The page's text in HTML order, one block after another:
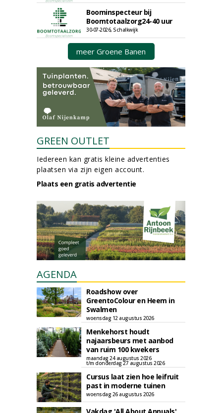
Boominspecteur bij
Boomtotaalzorg24-40 uur
30-07-2026, Schalkwijk
meer Groene Banen
GREEN OUTLET
Iedereen kan gratis kleine advertenties
plaatsen via zijn eigen account.
Plaats een gratis advertentie
AGENDA
Roadshow over
GreentoColour en Heem in
Swalmen
woensdag 12 augustus 2026
Menkehorst houdt
najaarsbeurs met aanbod
van ruim 100 kwekers
maandag 24 augustus 2026
t/m donderdag 27 augustus 2026
Cursus laat zien hoe leifruit
past in moderne tuinen
woensdag 26 augustus 2026